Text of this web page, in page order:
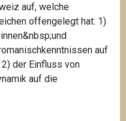
auf, welche
offengelegt hat: 1)
auf
der Einfluss von
auf die